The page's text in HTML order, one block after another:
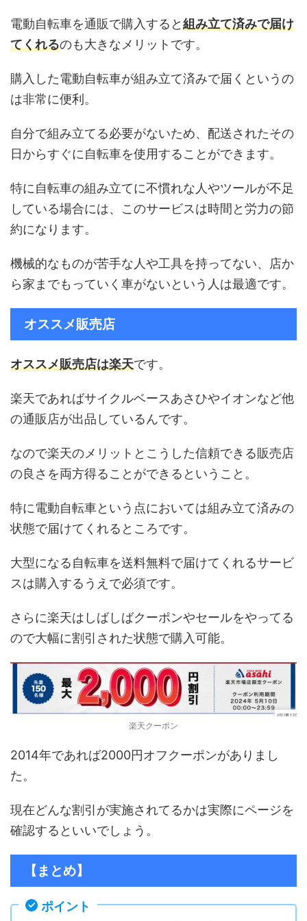
電動自転車を通販で購入すると組み立て済みで届け
てくれるのも大きなメリットです。
購入した電動自転車が組み立て済みで届くというの
は非常に便利。
自分で組み立てる必要がないため、配送されたその
日からすぐに自転車を使用することができます。
特に自転車の組み立てに不慣れな人やツールが不足
している場合には、このサービスは時間と労力の節
約になります。
機械的なものが苦手な人や工具を持ってない、店か
ら家までもっていく車がないという人は最適です。
オススメ販売店
オススメ販売店は楽天です。
楽天であればサイクルベースあさひやイオンなど他
の通販店が出品しているんです。
なので楽天のメリットとこうした信頼できる販売店
の良さを両方得ることができるということ。
特に電動自転車という点においては組み立て済みの
状態で届けてくれるところです。
大型になる自転車を送料無料で届けてくれるサービ
スは購入するうえで必須です。
さらに楽天はしばしばクーポンやセールをやってる
ので大幅に割引された状態で購入可能。
楽天クーポン
2014年であれば2000円オフクーポンがありまし
た。
現在どんな割引が実施されてるかは実際にページを
確認するといいでしょう。
【まとめ】
ポイント